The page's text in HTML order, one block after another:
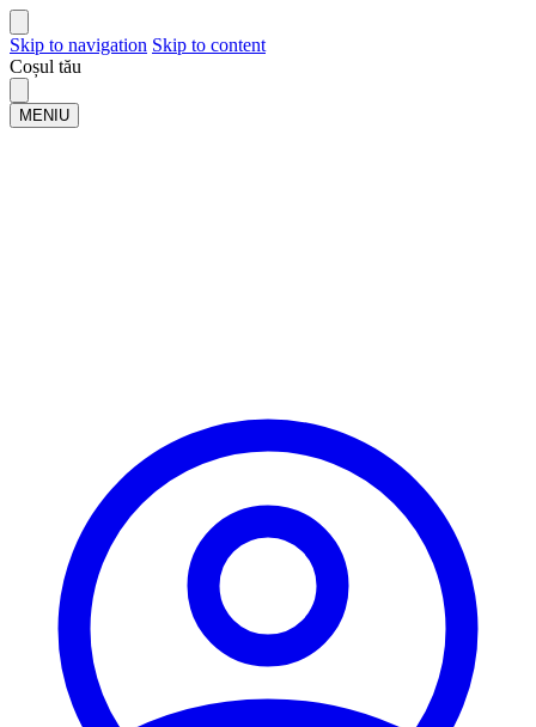
Skip to navigation Skip to content
Coșul tău
MENIU